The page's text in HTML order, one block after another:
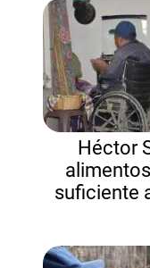
Héctor
suficiente